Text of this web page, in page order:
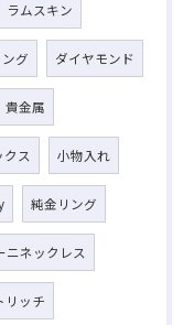
ラムスキン
グ ダイヤモンド
貴金属
ス 小物入れ
純金リング
ニネックレス
リッチ